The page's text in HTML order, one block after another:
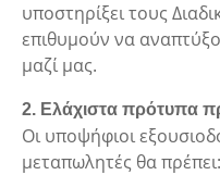
υποστηρίξει τους
επιθυμούν να
μαζί μας.
2. Ελάχιστα πρότυπα
Οι υποψήφιοι
μεταπωλητές θα πρέπει: